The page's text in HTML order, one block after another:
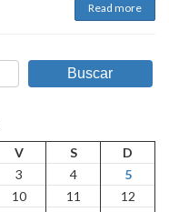
Read more
Buscar
V S
D
3 4
5
10 11
12